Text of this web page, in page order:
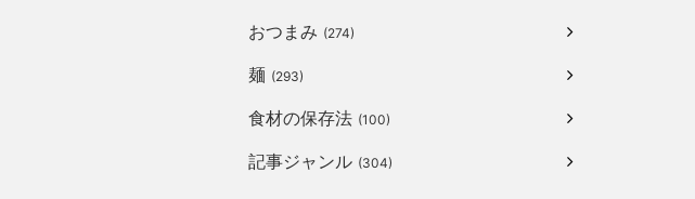
おつまみ (274)
麺 (293)
食材の保存法 (100)
記事ジャンル (304)